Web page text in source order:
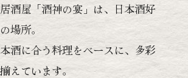
酒屋「酒神の宴」は、日本酒好
場所。
酒に合う料理をベースに、多彩
えています。